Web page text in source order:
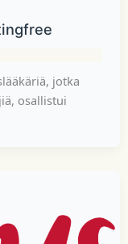
jotka
osallistui